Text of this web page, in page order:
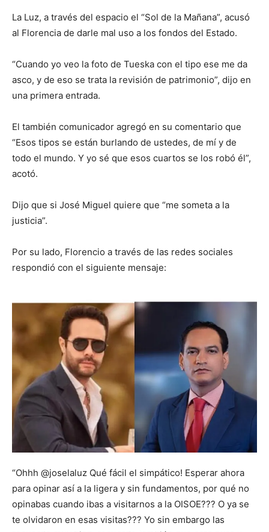
La Luz, a través del espacio el “Sol de la Mañana”, acusó
al Florencia de darle mal uso a los fondos del Estado.
“Cuando yo veo la foto de Tueska con el tipo ese me da
asco, y de eso se trata la revisión de patrimonio”, dijo en
una primera entrada.
El también comunicador agregó en su comentario que
“Esos tipos se están burlando de ustedes, de mí y de
todo el mundo. Y yo sé que esos cuartos se los robó él”,
acotó.
Dijo que si José Miguel quiere que “me someta a la
justicia”.
Por su lado, Florencio a través de las redes sociales
respondió con el siguiente mensaje:
“Ohhh @joselaluz Qué fácil el simpático! Esperar ahora
para opinar así a la ligera y sin fundamentos, por qué no
opinabas cuando ibas a visitarnos a la OISOE??? O ya se
te olvidaron en esas visitas??? Yo sin embargo las